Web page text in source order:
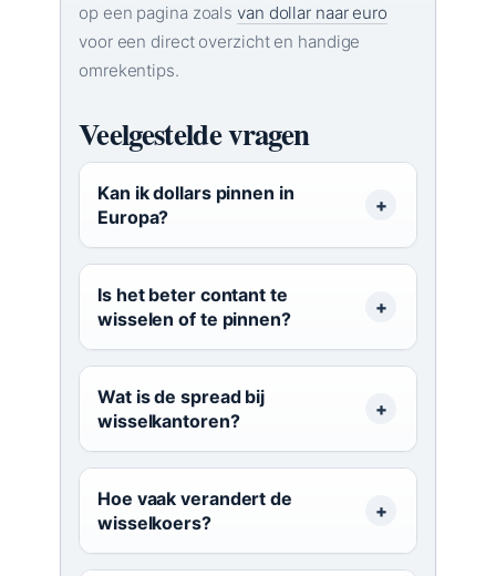
op een pagina zoals van dollar naar euro
voor een direct overzicht en handige
omrekentips.
Veelgestelde vragen
Kan ik dollars pinnen in
Europa?
Is het beter contant te
wisselen of te pinnen?
Wat is de spread bij
wisselkantoren?
Hoe vaak verandert de
wisselkoers?